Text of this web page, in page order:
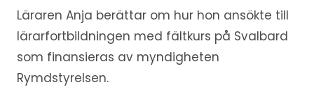
Läraren Anja berättar om hur hon ansökte till
lärarfortbildningen med fältkurs på Svalbard
som finansieras av myndigheten
Rymdstyrelsen.